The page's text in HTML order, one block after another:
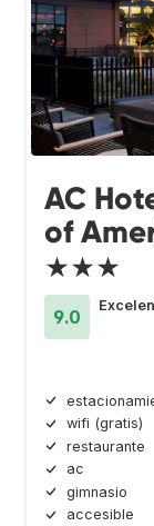
AC
of
★★★
9.0
wifi (gratis)
restaurante
ac
gimnasio
accesible